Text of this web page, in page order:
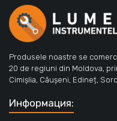
Produsele noastre se
20 de regiuni din Moldova,
Cimișlia, Căușeni, Edineț,
Информация: